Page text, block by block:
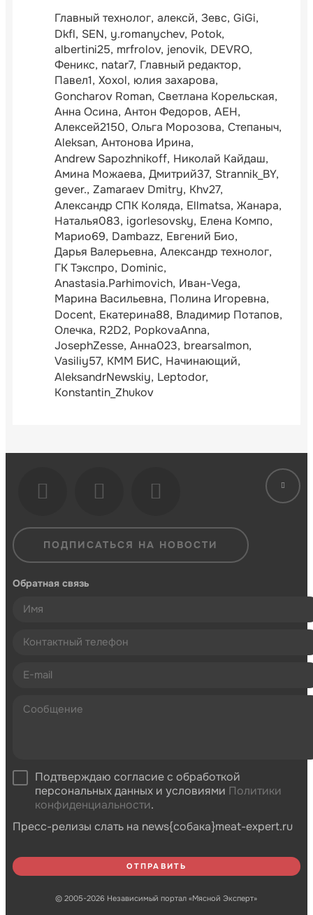
Главный технолог алексй Зевс GiGi
Dkfl SEN y.romanychev Potok
albertini25 mrfrolov jenovik DEVRO
Феникс natar7 Главный редактор
Павел1 Xoxol юлия захарова
Goncharov Roman Светлана Корельская
Анна Осина Антон Федоров АЕН
Алексей2150 Ольга Морозова Степаныч
Aleksan Антонова Ирина
Andrew Sapozhnikoff Николай Кайдаш
Амина Можаева Дмитрий37 Strannik_BY
gever. Zamaraev Dmitry Khv27
Александр СПК Коляда Ellmatsa Жанара
Наталья083 igorlesovsky Елена Компо
Марио69 Dambazz Евгений Био
Дарья Валерьевна Александр технолог
ГК Тэкспро Dominic
Anastasia.Parhimovich Иван-Vega
Марина Васильевна Полина Игоревна
Docent Екатерина88 Владимир Потапов
Олечка R2D2 PopkovaAnna
JosephZesse Анна023 brearsalmon
Vasiliy57 КММ БИС Начинающий
AleksandrNewskiy Leptodor
Konstantin_Zhukov
ПОДПИСАТЬСЯ НА НОВОСТИ
Обратная связь
Подтверждаю согласие с обработкой
персональных данных и условиями Политики
конфиденциальности.
Пресс-релизы слать на news{собака}meat-expert.ru
© 2005-2026 Независимый портал «Мясной Эксперт»